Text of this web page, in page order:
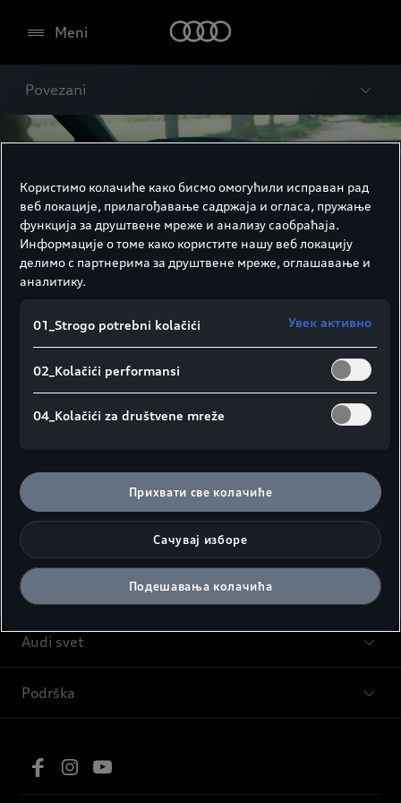
Meni
Povezani
Modeli
Servis i oprema
Audi svet
Podrška
Користимо колачиће како бисмо омогућили исправан рад
веб локације, прилагођавање садржаја и огласа, пружање
функција за друштвене мреже и анализу саобраћаја.
Информације о томе како користите нашу веб локацију
делимо с партнерима за друштвене мреже, оглашавање и
аналитику.
01_Strogo potrebni kolačići Увек активно
02_Kolačići performansi
04_Kolačići za društvene mreže
Прихвати све колачиће
Сачувај изборе
Подешавања колачића